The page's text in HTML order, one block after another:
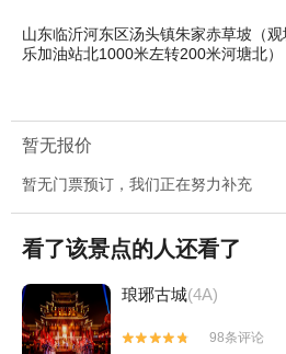
山东临沂河东区汤头镇朱家赤草坡（
乐加油站北1000米左转200米河塘北）
暂无报价
暂无门票预订，我们正在努力补充
看了该景点的人还看了
琅琊古城(4A)


98条评论